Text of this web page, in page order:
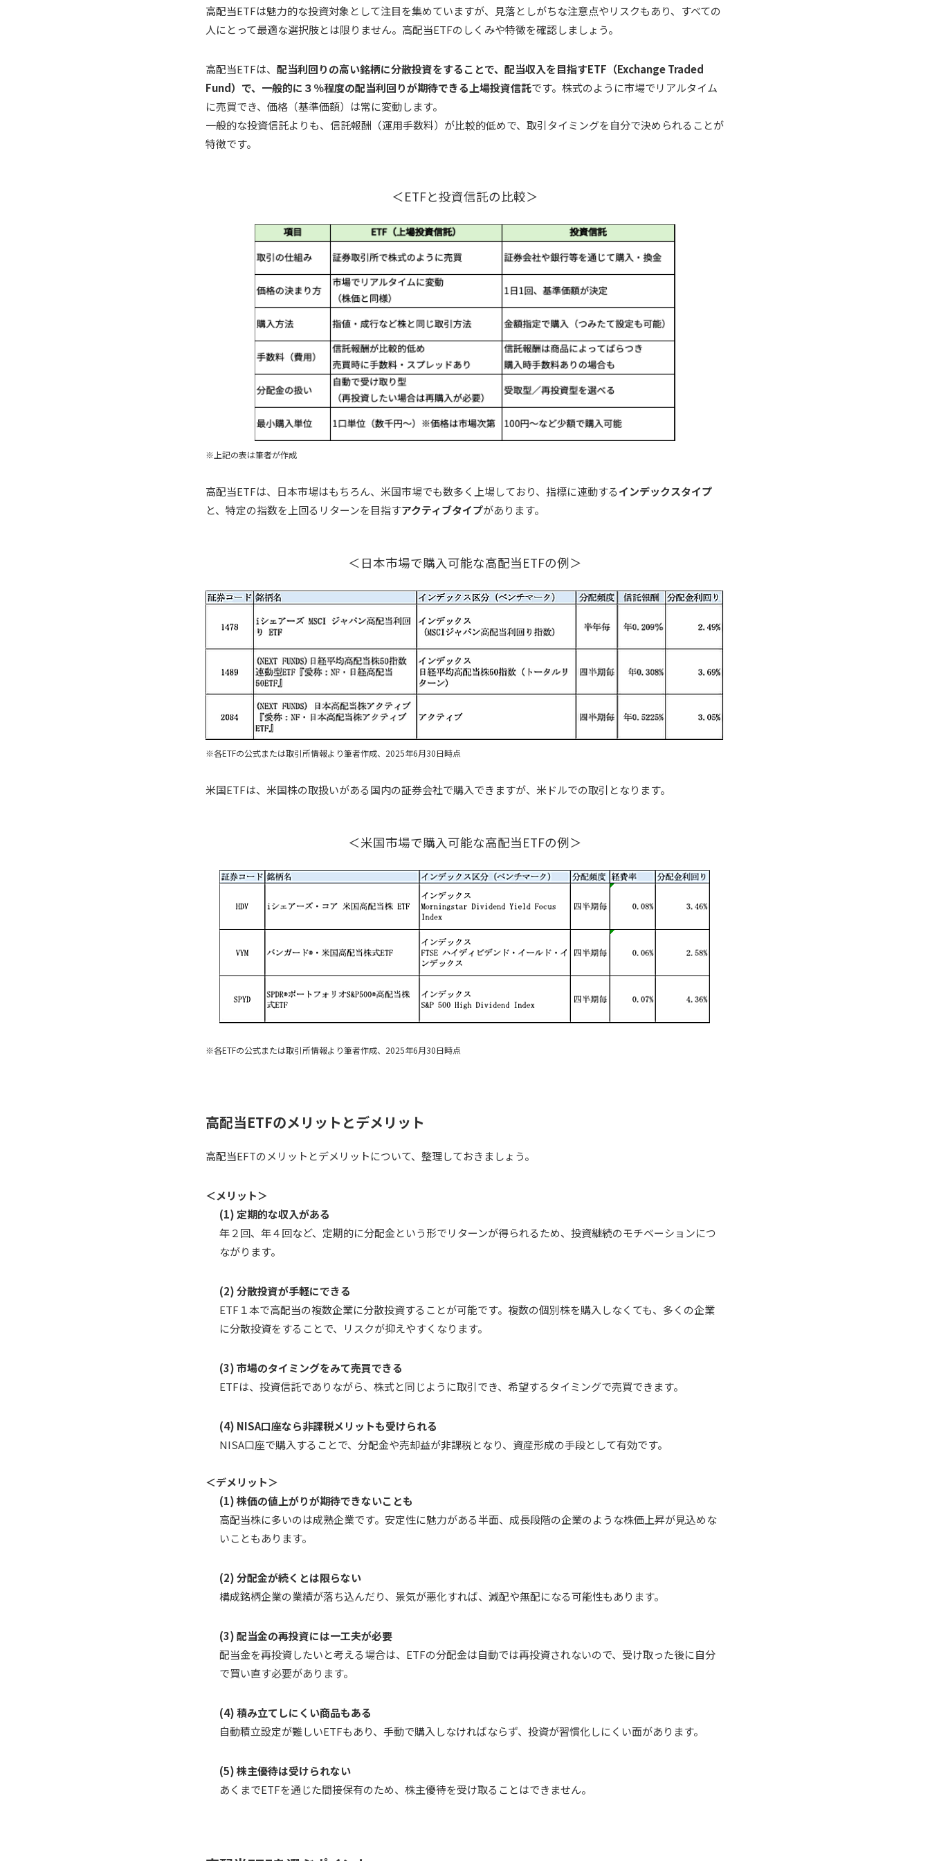
高配当ETFは魅力的な投資対象として注目を集めていますが、見落としがちな注意点やリスクもあり、すべての
人にとって最適な選択肢とは限りません。高配当ETFのしくみや特徴を確認しましょう。
高配当ETFは、 配当利回りの高い銘柄に分散投資をすることで、配当収入を目指すETF（Exchange Traded
Fund）で、一般的に３％程度の配当利回りが期待できる上場投資信託です。株式のように市場でリアルタイム
に売買でき、価格（基準価額）は常に変動します。
一般的な投資信託よりも、信託報酬（運用手数料）が比較的低めで、取引タイミングを自分で決められることが
特徴です。
＜ETFと投資信託の比較＞
※上記の表は筆者が作成
高配当ETFは、日本市場はもちろん、米国市場でも数多く上場しており、指標に連動するインデックスタイプ
と、特定の指数を上回るリターンを目指すアクティブタイプがあります。
＜日本市場で購入可能な高配当ETFの例＞
※各ETFの公式または取引所情報より筆者作成、2025年6月30日時点
米国ETFは、米国株の取扱いがある国内の証券会社で購入できますが、米ドルでの取引となります。
＜米国市場で購入可能な高配当ETFの例＞
※各ETFの公式または取引所情報より筆者作成、2025年6月30日時点
高配当ETFのメリットとデメリット
高配当EFTのメリットとデメリットについて、整理しておきましょう。
＜メリット＞
(1) 定期的な収入がある
年２回、年４回など、定期的に分配金という形でリターンが得られるため、投資継続のモチベーションにつ
ながります。
(2) 分散投資が手軽にできる
ETF１本で高配当の複数企業に分散投資することが可能です。複数の個別株を購入しなくても、多くの企業
に分散投資をすることで、リスクが抑えやすくなります。
(3) 市場のタイミングをみて売買できる
ETFは、投資信託でありながら、株式と同じように取引でき、希望するタイミングで売買できます。
(4) NISA口座なら非課税メリットも受けられる
NISA口座で購入することで、分配金や売却益が非課税となり、資産形成の手段として有効です。
＜デメリット＞
(1) 株価の値上がりが期待できないことも
高配当株に多いのは成熟企業です。安定性に魅力がある半面、成長段階の企業のような株価上昇が見込めな
いこともあります。
(2) 分配金が続くとは限らない
構成銘柄企業の業績が落ち込んだり、景気が悪化すれば、減配や無配になる可能性もあります。
(3) 配当金の再投資には一工夫が必要
配当金を再投資したいと考える場合は、ETFの分配金は自動では再投資されないので、受け取った後に自分
で買い直す必要があります。
(4) 積み立てしにくい商品もある
自動積立設定が難しいETFもあり、手動で購入しなければならず、投資が習慣化しにくい面があります。
(5) 株主優待は受けられない
あくまでETFを通じた間接保有のため、株主優待を受け取ることはできません。